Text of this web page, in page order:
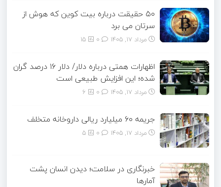
۵۰ حقیقت درباره بیت کوین که هوش از
سرتان می برد
مرداد ۱۷, ۱۴۰۵ 15
اظهارات همتی درباره دلار/ دلار ۱۶ درصد گران
شده؛ این افزایش طبیعی است
مرداد ۱۷, ۱۴۰۵ 6
جریمه ۶۰ میلیارد ریالی داروخانه متخلف
مرداد ۱۷, ۱۴۰۵ 5
خبرنگاری در سلامت؛ دیدن انسان پشت
آمارها